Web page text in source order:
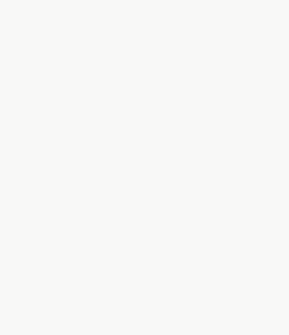
Бажаю тобі
Рідна моя,
вчиш мене